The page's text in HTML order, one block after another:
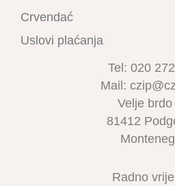
Crvendać
Uslovi plaćanja
Tel: 020
Mail:
Velje brdo
81412
Radno